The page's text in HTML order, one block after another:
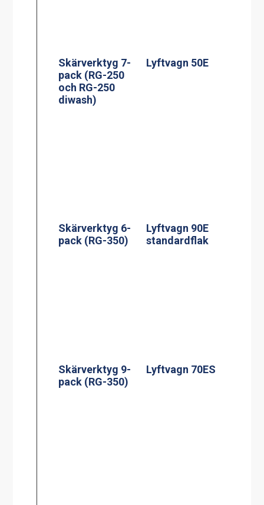
Skärverktyg 7-
pack (RG-250
och RG-250
diwash)
Lyftvagn 50E
Skärverktyg 6-
pack (RG-350)
Lyftvagn 90E
standardflak
Skärverktyg 9-
pack (RG-350)
Lyftvagn 70ES